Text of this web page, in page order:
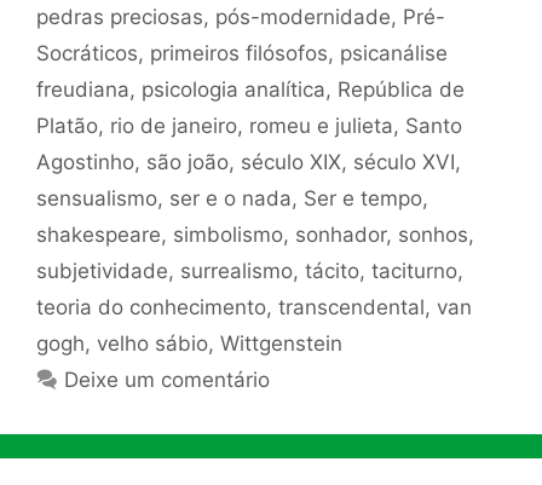
pedras preciosas, pós-modernidade, Pré-
Socráticos, primeiros filósofos, psicanálise
freudiana, psicologia analítica, República de
Platão, rio de janeiro, romeu e julieta, Santo
Agostinho, são joão, século XIX, século XVI,
sensualismo, ser e o nada, Ser e tempo,
shakespeare, simbolismo, sonhador, sonhos,
subjetividade, surrealismo, tácito, taciturno,
teoria do conhecimento, transcendental, van
gogh, velho sábio, Wittgenstein
Deixe um comentário